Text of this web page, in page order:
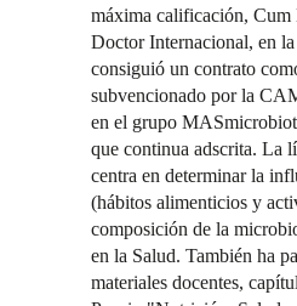
máxima calificación,
Doctor Internacional, en
consiguió un contrato
subvencionado por la
en el grupo
que continua adscrita. La
centra en determinar la
(hábitos alimenticios y
composición de la
en la Salud. También ha
materiales docentes,